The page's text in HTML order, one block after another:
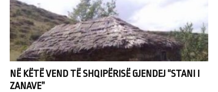
NË KËTË VEND TË SHQIPËRISË GJENDEJ “STANI I
ZANAVE”